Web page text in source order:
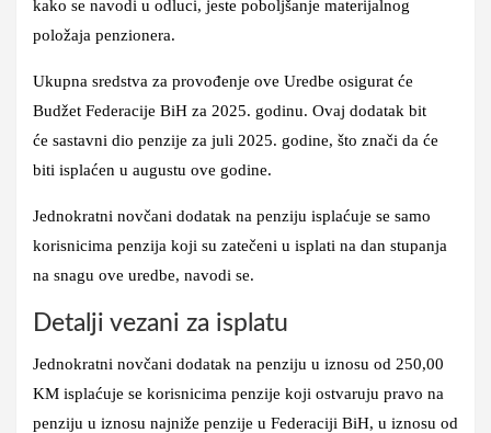
kako se navodi u odluci, jeste poboljšanje materijalnog
položaja penzionera.
Ukupna sredstva za provođenje ove Uredbe osigurat će
Budžet Federacije BiH za 2025. godinu. Ovaj dodatak bit
će sastavni dio penzije za juli 2025. godine, što znači da će
biti isplaćen u augustu ove godine.
Jednokratni novčani dodatak na penziju isplaćuje se samo
korisnicima penzija koji su zatečeni u isplati na dan stupanja
na snagu ove uredbe, navodi se.
Detalji vezani za isplatu
Jednokratni novčani dodatak na penziju u iznosu od 250,00
KM isplaćuje se korisnicima penzije koji ostvaruju pravo na
penziju u iznosu najniže penzije u Federaciji BiH, u iznosu od